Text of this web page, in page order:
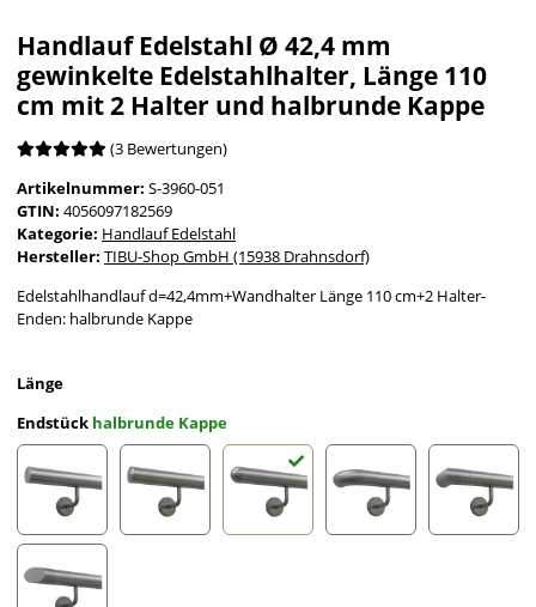
Handlauf Edelstahl Ø 42,4 mm
gewinkelte Edelstahlhalter, Länge 110
cm mit 2 Halter und halbrunde Kappe
(3 Bewertungen)
Artikelnummer: S-3960-051
GTIN: 4056097182569
Kategorie: Handlauf Edelstahl
Hersteller: TIBU-Shop GmbH (15938 Drahnsdorf)
Edelstahlhandlauf d=42,4mm+Wandhalter Länge 110 cm+2 Halter-
Enden: halbrunde Kappe
Länge
Endstück halbrunde Kappe
gerade Kappe